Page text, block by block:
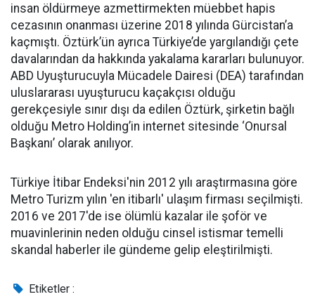
insan öldürmeye azmettirmekten müebbet hapis
cezasının onanması üzerine 2018 yılında Gürcistan’a
kaçmıştı. Öztürk’ün ayrıca Türkiye’de yargılandığı çete
davalarından da hakkında yakalama kararları bulunuyor.
ABD Uyuşturucuyla Mücadele Dairesi (DEA) tarafından
uluslararası uyuşturucu kaçakçısı olduğu
gerekçesiyle sınır dışı da edilen Öztürk, şirketin bağlı
olduğu Metro Holding’in internet sitesinde ‘Onursal
Başkanı’ olarak anılıyor.
Türkiye İtibar Endeksi'nin 2012 yılı araştırmasına göre
Metro Turizm yılın 'en itibarlı' ulaşım firması seçilmişti.
2016 ve 2017'de ise ölümlü kazalar ile şoför ve
muavinlerinin neden olduğu cinsel istismar temelli
skandal haberler ile gündeme gelip eleştirilmişti.
Etiketler :